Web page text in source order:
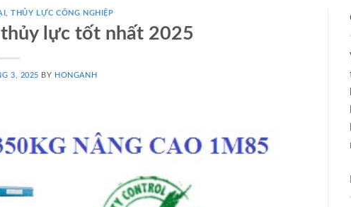
,THỦY LỰC CÔNG NGHIỆP
thủy lực tốt nhất 2025
3, 2025 BY HONGANH